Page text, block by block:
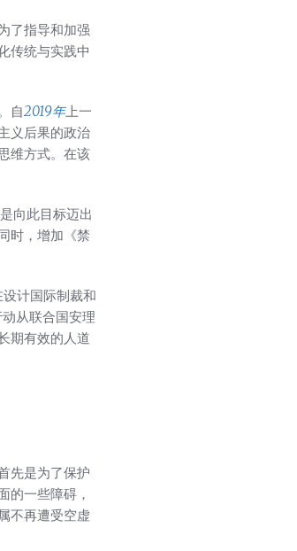
了指导和加强
传统与实践中
自2019年上一
义后果的政治
维方式。在该
向此目标迈出
时，增加《禁
计国际制裁和
从联合国安理
期有效的人道
先是为了保护
的一些障碍，
不再遭受空虚